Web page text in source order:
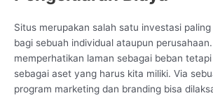
Situs merupakan salah satu investasi
bagi sebuah individual ataupun
memperhatikan laman sebagai beban
sebagai aset yang harus kita miliki. Via
program marketing dan branding bisa